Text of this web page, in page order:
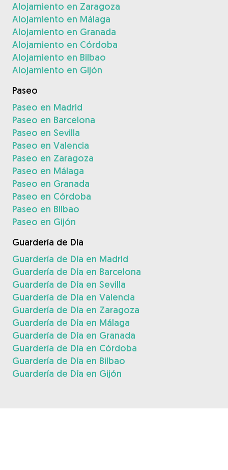
Alojamiento en Zaragoza
Alojamiento en Málaga
Alojamiento en Granada
Alojamiento en Córdoba
Alojamiento en Bilbao
Alojamiento en Gijón
Paseo
Paseo en Madrid
Paseo en Barcelona
Paseo en Sevilla
Paseo en Valencia
Paseo en Zaragoza
Paseo en Málaga
Paseo en Granada
Paseo en Córdoba
Paseo en Bilbao
Paseo en Gijón
Guardería de Día
Guardería de Día en Madrid
Guardería de Día en Barcelona
Guardería de Día en Sevilla
Guardería de Día en Valencia
Guardería de Día en Zaragoza
Guardería de Día en Málaga
Guardería de Día en Granada
Guardería de Día en Córdoba
Guardería de Día en Bilbao
Guardería de Día en Gijón